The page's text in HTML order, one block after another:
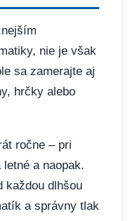
nie je však
sa zamerajte aj
hrčky alebo
ročne – pri
a naopak.
každou dlhšou
a správny tlak